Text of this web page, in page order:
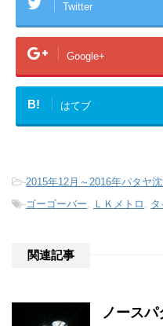
Twitter
Google+
B! はてブ
-2015年12月～2016年パタヤ
-ゴーゴーバー, ＬＫメトロ ,
関連記事
ノース